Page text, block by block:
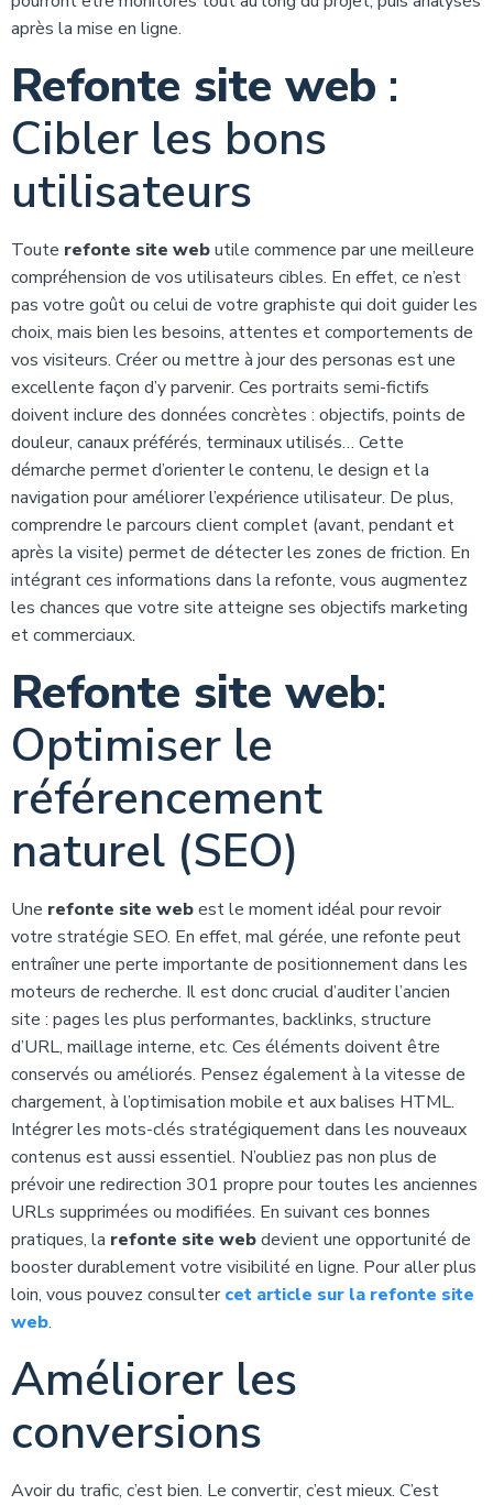
après la mise en ligne.
Refonte site web :
Cibler les bons
utilisateurs
Toute refonte site webutile commence par une meilleure
compréhension de vos utilisateurs cibles. En effet, ce n’est
pas votre goût ou celui de votre graphiste qui doit guider les
choix, mais bien les besoins, attentes et comportements de
vos visiteurs. Créer ou mettre à jour des personas est une
excellente façon d’y parvenir. Ces portraits semi-fictifs
doivent inclure des données concrètes : objectifs, points de
douleur, canaux préférés, terminaux utilisés… Cette
démarche permet d’orienter le contenu, le design et la
navigation pour améliorer l’expérience utilisateur. De plus,
comprendre le parcours client complet (avant, pendant et
après la visite) permet de détecter les zones de friction. En
intégrant ces informations dans la refonte, vous augmentez
les chances que votre site atteigne ses objectifs marketing
et commerciaux.
Refonte site web:
Optimiser le
référencement
naturel (SEO)
Une refonte site webest le moment idéal pour revoir
votre stratégie SEO. En effet, mal gérée, une refonte peut
entraîner une perte importante de positionnement dans les
moteurs de recherche. Il est donc crucial d’auditer l’ancien
site : pages les plus performantes, backlinks, structure
d’URL, maillage interne, etc. Ces éléments doivent être
conservés ou améliorés. Pensez également à la vitesse de
chargement, à l’optimisation mobile et aux balises HTML.
Intégrer les mots-clés stratégiquement dans les nouveaux
contenus est aussi essentiel. N’oubliez pas non plus de
prévoir une redirection 301 propre pour toutes les anciennes
URLs supprimées ou modifiées. En suivant ces bonnes
pratiques, la refonte site webdevient une opportunité de
booster durablement votre visibilité en ligne. Pour aller plus
loin, vous pouvez consultercet article sur la refonte site
web.
Améliorer les
conversions
Avoir du trafic, c’est bien. Le convertir, c’est mieux. C’est